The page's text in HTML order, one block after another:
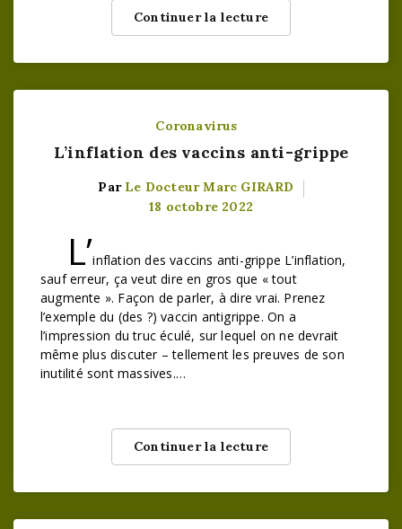
Continuer la lecture
Coronavirus
L’inflation des vaccins anti-grippe
Par Le Docteur Marc GIRARD
18 octobre 2022
L’inflation des vaccins anti-grippe L’inflation,
sauf erreur, ça veut dire en gros que « tout
augmente ». Façon de parler, à dire vrai. Prenez
l’exemple du (des ?) vaccin antigrippe. On a
l’impression du truc éculé, sur lequel on ne devrait
même plus discuter – tellement les preuves de son
inutilité sont massives.…
Continuer la lecture